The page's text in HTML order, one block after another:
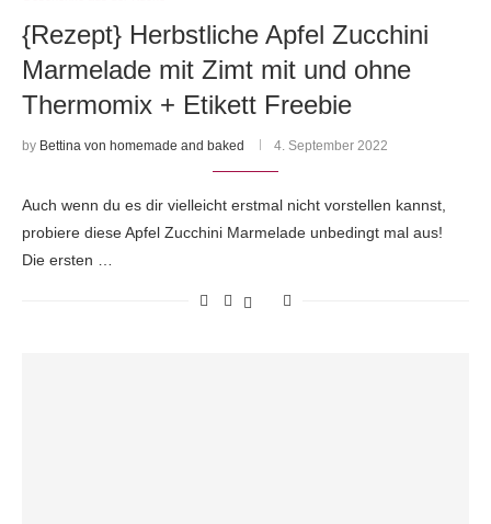
{Rezept} Herbstliche Apfel Zucchini
Marmelade mit Zimt mit und ohne
Thermomix + Etikett Freebie
by Bettina von homemade and baked 4. September 2022
Auch wenn du es dir vielleicht erstmal nicht vorstellen kannst,
probiere diese Apfel Zucchini Marmelade unbedingt mal aus!
Die ersten …